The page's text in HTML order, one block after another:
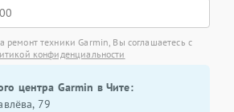
ремонт техники Garmin, Вы соглашаетесь с
конфиденциальности
центра Garmin в Чите:
79